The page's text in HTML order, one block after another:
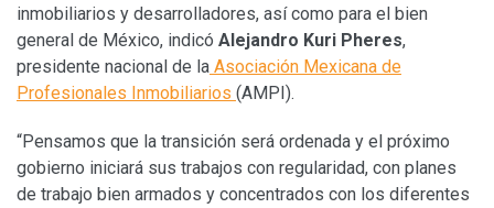
inmobiliarios y desarrolladores, así como para el bien
general de México, indicó Alejandro Kuri Pheres,
presidente nacional de la Asociación Mexicana de
Profesionales Inmobiliarios (AMPI).
“Pensamos que la transición será ordenada y el próximo
gobierno iniciará sus trabajos con regularidad, con planes
de trabajo bien armados y concentrados con los diferentes